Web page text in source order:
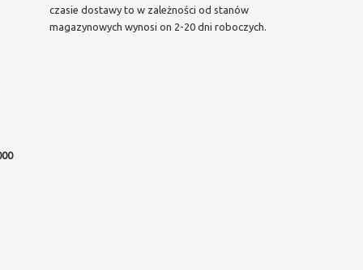
czasie dostawy to w zależności od stanów
magazynowych wynosi on 2-20 dni roboczych.